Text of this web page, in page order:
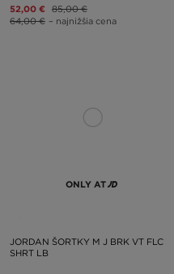
52,00 € 85,00 €
64,00 € – najnižšia cena
ONLY AT
JORDAN ŠORTKY M J BRK VT FLC
SHRT LB